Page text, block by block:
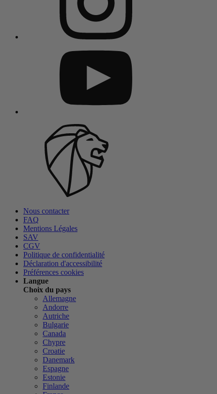
Nous contacter
FAQ
Mentions Légales
SAV
CGV
Politique de confidentialité
Déclaration d'accessibilité
Préférences cookies
Langue
Choix du pays
Allemagne
Andorre
Autriche
Bulgarie
Canada
Chypre
Croatie
Danemark
Espagne
Estonie
Finlande